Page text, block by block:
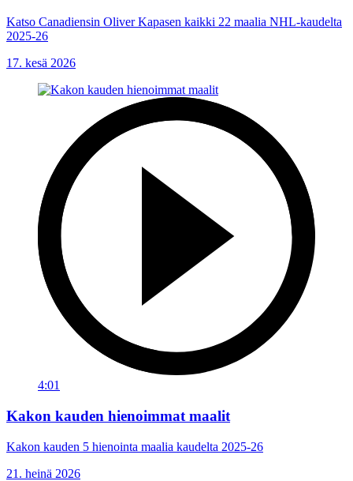
Katso Canadiensin Oliver Kapasen kaikki 22 maalia NHL-kaudelta
2025-26
17. kesä 2026
4:01
Kakon kauden hienoimmat maalit
Kakon kauden 5 hienointa maalia kaudelta 2025-26
21. heinä 2026